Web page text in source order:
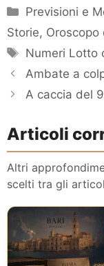
Categorie
Previsioni e
Storie, Oroscopo
Tag
Numeri Lotto
Ambate a
A caccia del
Articoli
Altri
scelti tra gli